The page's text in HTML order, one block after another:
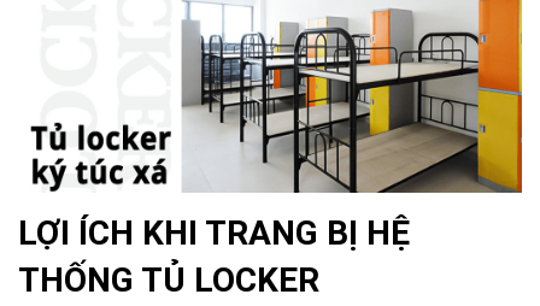
LỢI ÍCH KHI TRANG BỊ HỆ
THỐNG TỦ LOCKER